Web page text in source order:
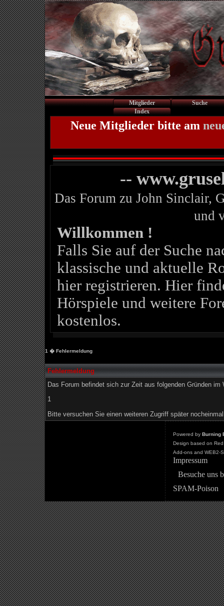
Mitglieder
Suche
Index
Neue Mitglieder bitte am
--
Das Forum zu John Sinclair,
und
Willkommen !
Falls Sie auf der Suche
klassische und aktuelle
hier registrieren. Hier
Hörspiele und weitere
kostenlos.
1 � Fehlermeldung
Fehlermeldung
Das Forum befindet sich zur Zeit aus folgenden Gründen im
1
Bitte versuchen Sie einen weiteren Zugriff später
Powered by Burning
Design based on
Add-ons and WEB2-
Impressum
Besuche uns
SPAM-Poison